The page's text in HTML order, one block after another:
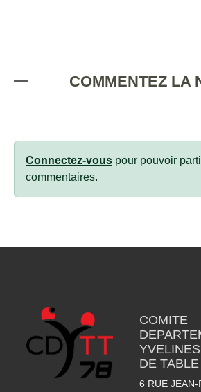
COMMENTEZ LA
Connectez-vous pour pouvoir
commentaires.
COMITE
DE TABLE
6 RUE JEAN-